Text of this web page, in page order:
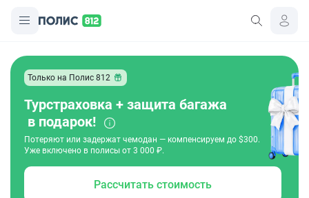
Только на Полис 812
Турстраховка + защита багажа
в подарок!
Потеряют или задержат чемодан — компенсируем до $300.
Уже включено в полисы от 3 000 ₽.
Рассчитать стоимость